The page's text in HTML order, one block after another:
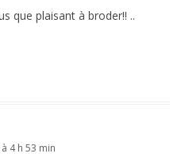
que plaisant à broder!! ..
4 h 53 min